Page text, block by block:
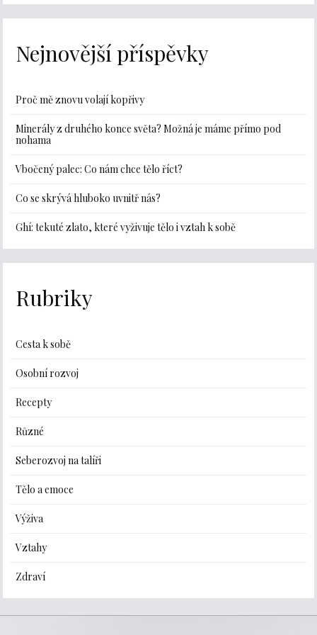
Nejnovější příspěvky
Proč mě znovu volají kopřivy
Minerály z druhého konce světa? Možná je máme přímo pod
nohama
Vbočený palec: Co nám chce tělo říct?
Co se skrývá hluboko uvnitř nás?
Ghí: tekuté zlato, které vyživuje tělo i vztah k sobě
Rubriky
Cesta k sobě
Osobní rozvoj
Recepty
Různé
Seberozvoj na talíři
Tělo a emoce
Výživa
Vztahy
Zdraví